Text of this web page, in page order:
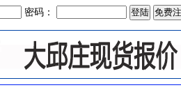
密码：